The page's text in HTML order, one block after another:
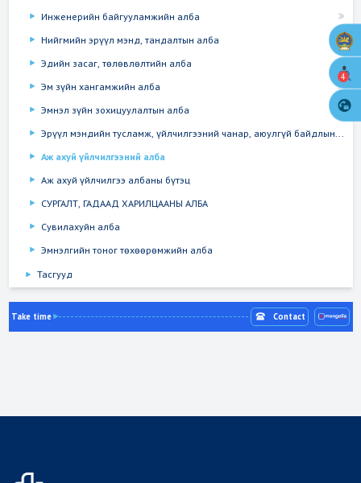
Инженерийн байгууламжийн алба
Нийгмийн эрүүл мэнд, тандалтын алба
Эдийн засаг, төлөвлөлтийн алба
Эм зүйн хангамжийн алба
Эмнэл зүйн зохицуулалтын алба
Эрүүл мэндийн тусламж, үйлчилгээний чанар, аюулгүй байдлын...
Аж ахуй үйлчилгээний алба
Аж ахуй үйлчилгээ албаны бүтэц
СУРГАЛТ, ГАДААД ХАРИЛЦААНЫ АЛБА
Сувилахуйн алба
Эмнэлгийн тоног төхөөрөмжийн алба
Тасгууд
Take time Contact
4